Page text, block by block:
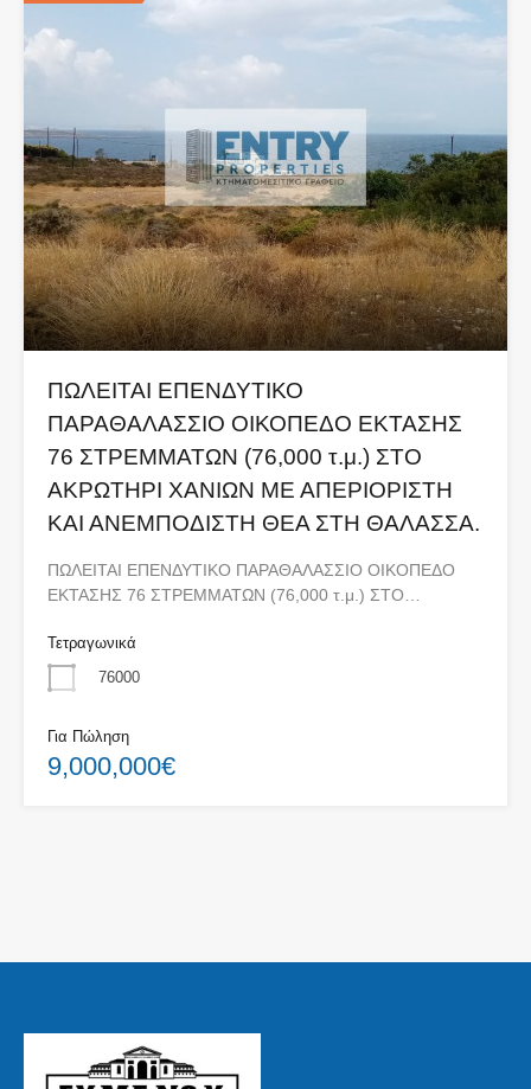
ΠΩΛΕΙΤΑΙ ΕΠΕΝΔΥΤΙΚΟ
ΠΑΡΑΘΑΛΑΣΣΙΟ ΟΙΚΟΠΕΔΟ ΕΚΤΑΣΗΣ
76 ΣΤΡΕΜΜΑΤΩΝ (76,000 τ.μ.) ΣΤΟ
ΑΚΡΩΤΗΡΙ ΧΑΝΙΩΝ ΜΕ ΑΠΕΡΙΟΡΙΣΤΗ
ΚΑΙ ΑΝΕΜΠΟΔΙΣΤΗ ΘΕΑ ΣΤΗ ΘΑΛΑΣΣΑ.
ΠΩΛΕΙΤΑΙ ΕΠΕΝΔΥΤΙΚΟ ΠΑΡΑΘΑΛΑΣΣΙΟ ΟΙΚΟΠΕΔΟ
ΕΚΤΑΣΗΣ 76 ΣΤΡΕΜΜΑΤΩΝ (76,000 τ.μ.) ΣΤΟ…
Τετραγωνικά
76000
Για Πώληση
9,000,000€